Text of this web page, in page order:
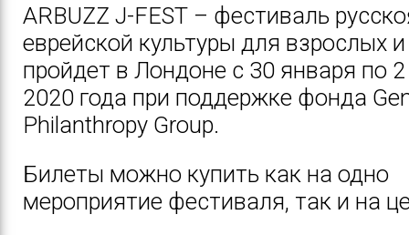
ARBUZZ J-FEST – фестиваль
еврейской культуры для взрослых
пройдет в Лондоне с 30 января по
2020 года при поддержке фонда
Philanthropy Group.
Билеты можно купить как на одно
мероприятие фестиваля, так и на